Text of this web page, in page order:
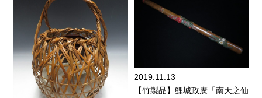
2019.11.13
【竹製品】鯉城政廣「南天之仙